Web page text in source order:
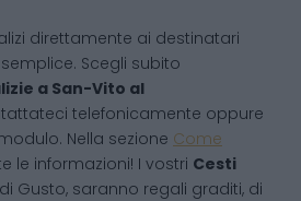
direttamente ai destinatari
Scegli subito
a San-Vito al
telefonicamente oppure
Nella sezione Come
le informazioni! I vostri Cesti
Gusto, saranno regali graditi, di